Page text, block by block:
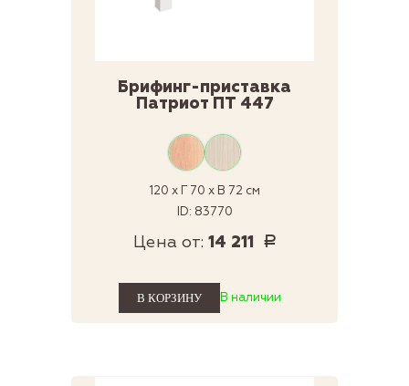
Брифинг-приставка
Патриот ПТ 447
120 x Г 70 x В 72 см
ID: 83770
Цена от: 14 211 Р
В наличии